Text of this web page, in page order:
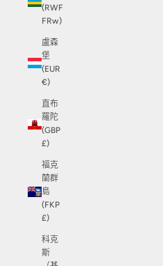
(RWF
FRw)
盧森
堡
(EUR
€)
直布
羅陀
(GBP
£)
福克
蘭群
島
(FKP
£)
科克
斯